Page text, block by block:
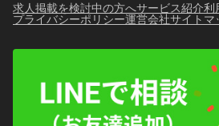
求人掲載を検討中の方へサービス紹介利
プライバシーポリシー運営会社サイトマ